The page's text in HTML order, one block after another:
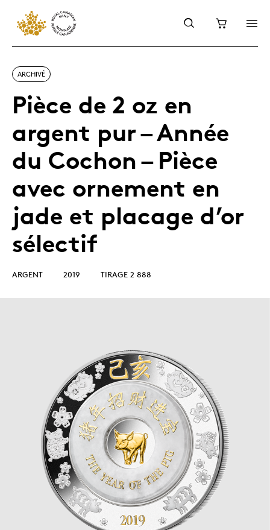
ARCHIVÉ
Pièce de 2 oz en
argent pur – Année
du Cochon – Pièce
avec ornement en
jade et placage d’or
sélectif
ARGENT 2019 TIRAGE 2 888